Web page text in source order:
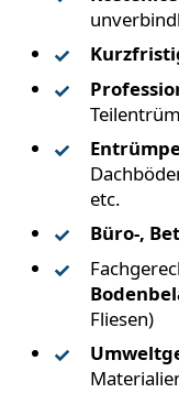
etc.
Büro-,
Fliesen)